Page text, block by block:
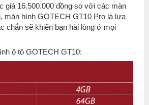
giá 16.500.000 đồng so với các màn
màn hình GOTECH GT10 Pro là lựa
chắn sẽ khiến bạn hài lòng ở mọi
ô tô GOTECH GT10: